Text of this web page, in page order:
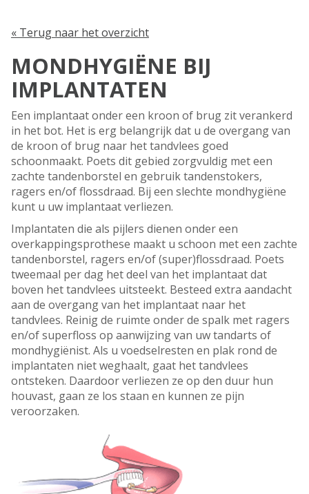
« Terug naar het overzicht
MONDHYGIËNE BIJ
IMPLANTATEN
Een implantaat onder een kroon of brug zit verankerd
in het bot. Het is erg belangrijk dat u de overgang van
de kroon of brug naar het tandvlees goed
schoonmaakt. Poets dit gebied zorgvuldig met een
zachte tandenborstel en gebruik tandenstokers,
ragers en/of flossdraad. Bij een slechte mondhygiëne
kunt u uw implantaat verliezen.
Implantaten die als pijlers dienen onder een
overkappingsprothese maakt u schoon met een zachte
tandenborstel, ragers en/of (super)flossdraad. Poets
tweemaal per dag het deel van het implantaat dat
boven het tandvlees uitsteekt. Besteed extra aandacht
aan de overgang van het implantaat naar het
tandvlees. Reinig de ruimte onder de spalk met ragers
en/of superfloss op aanwijzing van uw tandarts of
mondhygiënist. Als u voedselresten en plak rond de
implantaten niet weghaalt, gaat het tandvlees
ontsteken. Daardoor verliezen ze op den duur hun
houvast, gaan ze los staan en kunnen ze pijn
veroorzaken.